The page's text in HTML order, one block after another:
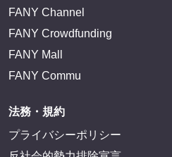
FANY Channel
FANY Crowdfunding
FANY Mall
FANY Commu
法務・規約
プライバシーポリシー